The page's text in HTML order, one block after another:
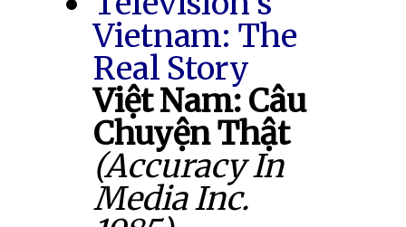
Vietnam: The
Real Story
Việt Nam: Câu
Chuyện Thật
(Accuracy In
Media Inc.